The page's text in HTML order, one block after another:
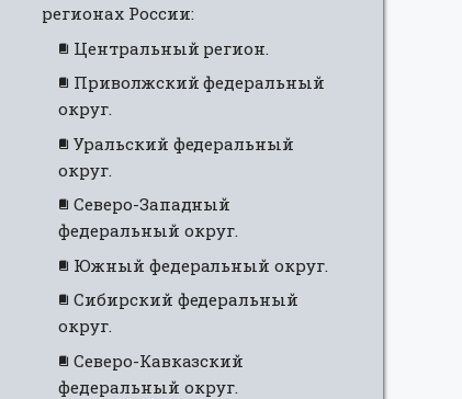
регионах России:
Центральный регион.
Приволжский федеральный
округ.
Уральский федеральный
округ.
Северо-Западный
федеральный округ.
Южный федеральный округ.
Сибирский федеральный
округ.
Северо-Кавказский
федеральный округ.